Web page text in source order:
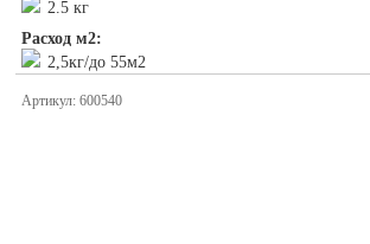
2.5 кг
Расход м2:
2,5кг/до 55м2
Артикул: 600540